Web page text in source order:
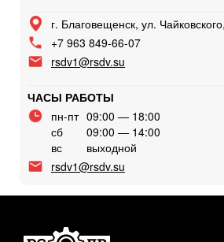
г. Благовещенск, ул.
+7 963 849-66-07
rsdv1@rsdv.su
ЧАСЫ РАБОТЫ
пн-пт 09:00 — 18:00
сб
09:00 — 14:00
вс
выходной
rsdv1@rsdv.su